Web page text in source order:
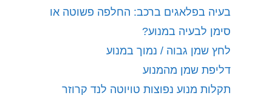
בעיה בפלאגים ברכב: החלפה פשוטה או
סימן לבעיה במנוע?
לחץ שמן גבוה / נמוך במנוע
דליפת שמן מהמנוע
תקלות מנוע נפוצות טויוטה לנד קרוזר